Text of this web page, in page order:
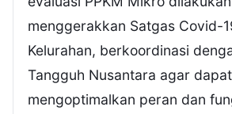
menggerakkan Satgas Covid-
Kelurahan, berkoordinasi
Tangguh Nusantara agar dapat
mengoptimalkan peran dan